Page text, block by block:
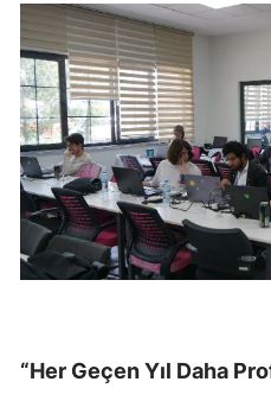
“Her Geçen Yıl Daha